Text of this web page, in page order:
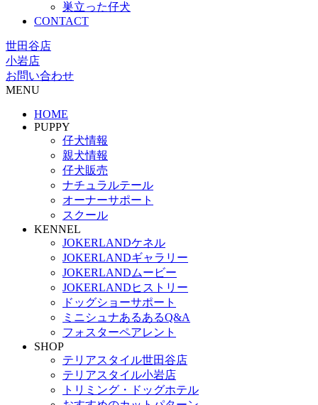
巣立った仔犬
CONTACT
世田谷店
小岩店
お問い合わせ
MENU
HOME
PUPPY
仔犬情報
親犬情報
仔犬販売
ナチュラルテール
オーナーサポート
スクール
KENNEL
JOKERLANDケネル
JOKERLANDギャラリー
JOKERLANDムービー
JOKERLANDヒストリー
ドッグショーサポート
ミニシュナあるあるQ&A
フォスターペアレント
SHOP
テリアスタイル世田谷店
テリアスタイル小岩店
トリミング・ドッグホテル